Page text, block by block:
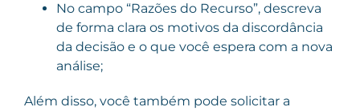
No campo “Razões do Recurso”, descreva
de forma clara os motivos da discordância
da decisão e o que você espera com a nova
análise;
Além disso, você também pode solicitar a